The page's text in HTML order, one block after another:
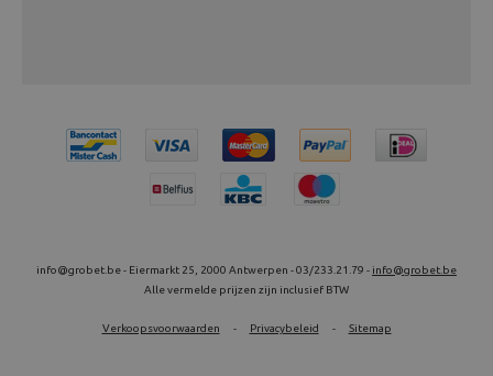
info@grobet.be - Eiermarkt 25, 2000 Antwerpen - 03/233.21.79 - info@grobet.be
Alle vermelde prijzen zijn inclusief BTW
Verkoopsvoorwaarden - Privacybeleid - Sitemap